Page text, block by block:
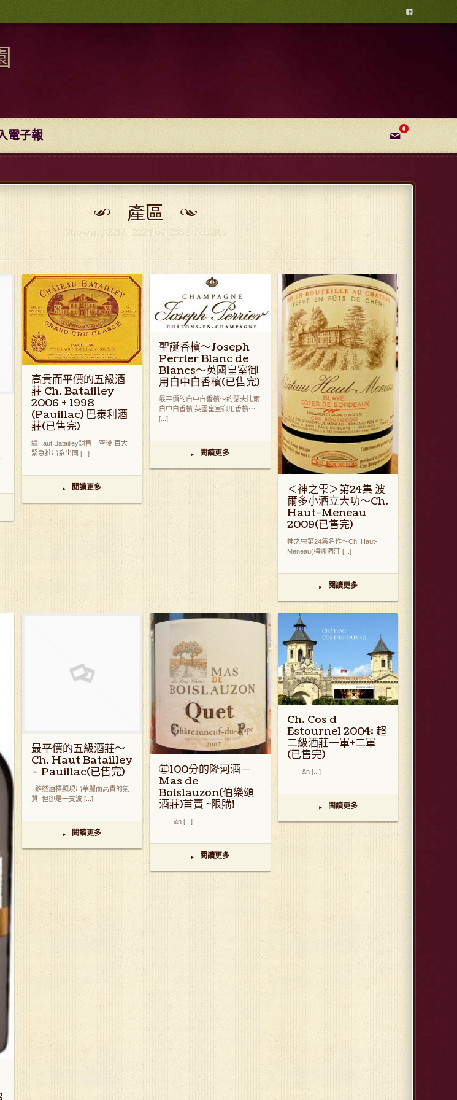

✉
0
電子報
產區
Showing 2217–2224 of 2338 results
高貴而平價的五級酒
莊 Ch. Batailley
2006 + 1998
(Pauillac) 巴泰利酒
莊(已售完)
繼Haut Batailley銷售一空後,百大
緊急推出系出同 [...]
▸ 閱讀更多
聖誕香檳～Joseph
Perrier Blanc de
Blancs～英國皇室御
用白中白香檳(已售完)
最平價的白中白香檳～約瑟夫比爾
白中白香檳 英國皇室御用香檳～
[...]
▸ 閱讀更多
＜神之雫＞第24集 波
爾多小酒立大功～Ch.
Haut-Meneau
2009(已售完)
神之雫第24集名作～Ch. Haut-
Meneau(梅娜酒莊 [...]
▸ 閱讀更多
最平價的五級酒莊～
Ch. Haut Batailley
– Pauillac(已售完)
雖然酒標顯現出華麗而高貴的氣
質, 但卻是一支波 [...]
▸ 閱讀更多
㊣100分的隆河酒－
Mas de
Boislauzon(伯樂頌
酒莊)首賣 ~限購!
&n [...]
▸ 閱讀更多
Ch. Cos d
Estournel 2004; 超
二級酒莊一軍+二軍
(已售完)
&n [...]
▸ 閱讀更多